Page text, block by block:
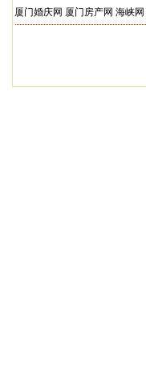
厦门婚庆网 厦门房产网 海峡网